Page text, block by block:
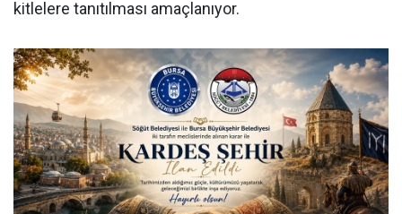
kitlelere tanıtılması amaçlanıyor.